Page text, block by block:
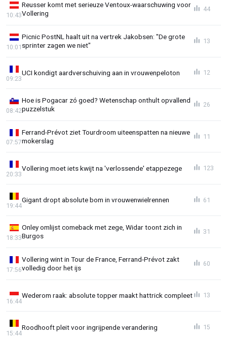
Reusser komt met serieuze Ventoux-waarschuwing voor
Vollering
10:43
44
Picnic PostNL haalt uit na vertrek Jakobsen: "De grote
sprinter zagen we niet"
10:01
13
UCI kondigt aardverschuiving aan in vrouwenpeloton
09:23
12
Hoe is Pogacar zó goed? Wetenschap onthult opvallend
puzzelstuk
08:42
26
Ferrand-Prévot ziet Tourdroom uiteenspatten na nieuwe
mokerslag
07:57
11
Vollering moet iets kwijt na 'verlossende' etappezege
20:33
123
Gigant dropt absolute bom in vrouwenwielrennen
19:44
61
Onley omlijst comeback met zege, Widar toont zich in
Burgos
18:33
31
Vollering wint in Tour de France, Ferrand-Prévot zakt
volledig door het ijs
17:56
60
Wederom raak: absolute topper maakt hattrick compleet
16:44
13
Roodhooft pleit voor ingrijpende verandering
15:44
15